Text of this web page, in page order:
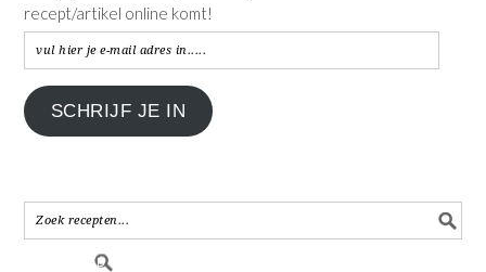
recept/artikel online komt!
vul
hier
je
e-
in.....
SCHRIJF JE IN